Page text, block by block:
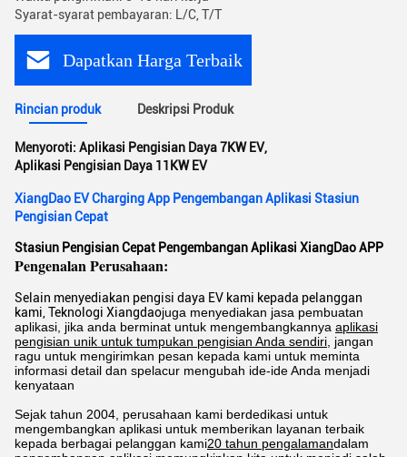
Syarat-syarat pembayaran: L/C, T/T
Dapatkan Harga Terbaik
Rincian produk Deskripsi Produk
Menyoroti: Aplikasi Pengisian Daya 7KW EV,
Aplikasi Pengisian Daya 11KW EV
XiangDao EV Charging App Pengembangan Aplikasi Stasiun
Pengisian Cepat
Stasiun Pengisian Cepat Pengembangan Aplikasi XiangDao APP
Pengenalan Perusahaan:
Selain menyediakan pengisi daya EV kami kepada pelanggan
kami, Teknologi Xiangdaojuga menyediakan jasa pembuatan
aplikasi, jika anda berminat untuk mengembangkannya aplikasi
pengisian unik untuk tumpukan pengisian Anda sendiri , jangan
ragu untuk mengirimkan pesan kepada kami untuk meminta
informasi detail dan spelacur mengubah ide-ide Anda menjadi
kenyataan
Sejak tahun 2004, perusahaan kami berdedikasi untuk
mengembangkan aplikasi untuk memberikan layanan terbaik
kepada berbagai pelanggan kami20 tahun pengalamandalam